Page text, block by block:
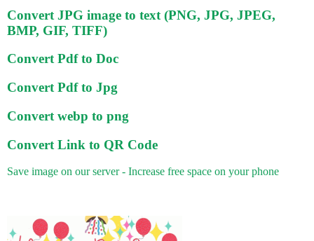
Convert JPG image to text (PNG, JPG, JPEG,
BMP, GIF, TIFF)
Convert Pdf to Doc
Convert Pdf to Jpg
Convert webp to png
Convert Link to QR Code
Save image on our server - Increase free space on your phone